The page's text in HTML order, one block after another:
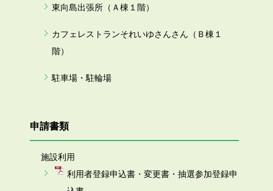
東向島出張所（Ａ棟１階）
カフェレストランそれいゆさんさん（Ｂ棟１
階）
駐車場・駐輪場
申請書類
施設利用
利用者登録申込書・変更書・抽選参加登録申